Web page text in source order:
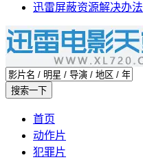
迅雷屏蔽资源解决办法
首页
动作片
犯罪片